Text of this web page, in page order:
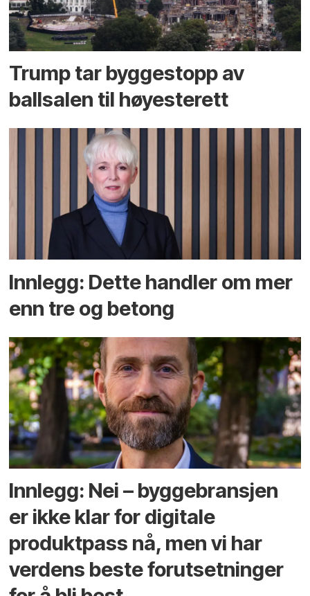
Trump tar byggestopp av
ballsalen til høyesterett
Innlegg: Dette handler om mer
enn tre og betong
Innlegg: Nei – byggebransjen
er ikke klar for digitale
produktpass nå, men vi har
verdens beste forutsetninger